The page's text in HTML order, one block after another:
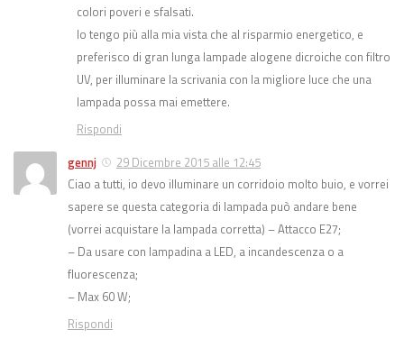
colori poveri e sfalsati.
Io tengo più alla mia vista che al risparmio energetico, e
preferisco di gran lunga lampade alogene dicroiche con filtro
UV, per illuminare la scrivania con la migliore luce che una
lampada possa mai emettere.
Rispondi
gennj
29 Dicembre 2015 alle 12:45
Ciao a tutti, io devo illuminare un corridoio molto buio, e vorrei
sapere se questa categoria di lampada può andare bene
(vorrei acquistare la lampada corretta) – Attacco E27;
– Da usare con lampadina a LED, a incandescenza o a
fluorescenza;
– Max 60 W;
Rispondi